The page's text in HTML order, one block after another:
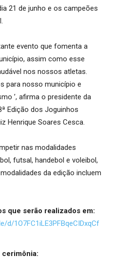
21 de junho e os campeões
evento que fomenta a
assim como esse
nos nossos atletas.
para nosso município e
’, afirma o presidente da
Edição dos Joguinhos
Henrique Soares Cesca.
nas modalidades
futsal, handebol e voleibol,
da edição incluem
que serão realizados em:
d/1O7FC1iLE3PFBqeCIDxqCf
cerimônia: